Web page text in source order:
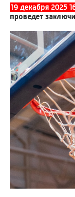
19 декабря 2025
проведет